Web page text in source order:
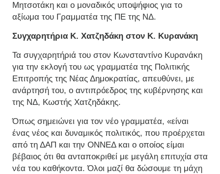
Μητσοτάκη και ο μοναδικός υποψήφιος για το
αξίωμα του Γραμματέα της ΠΕ της ΝΔ.
Συγχαρητήρια Κ. Χατζηδάκη στον Κ. Κυρανάκη
Τα συγχαρητήριά του στον Κωνσταντίνο Κυρανάκη
για την εκλογή του ως γραμματέα της Πολιτικής
Επιτροπής της Νέας Δημοκρατίας, απευθύνει, με
ανάρτησή του, ο αντιπρόεδρος της κυβέρνησης και
της ΝΔ, Κωστής Χατζηδάκης.
Όπως σημειώνει για τον νέο γραμματέα, «είναι
ένας νέος και δυναμικός πολιτικός, που προέρχεται
από τη ΔΑΠ και την ΟΝΝΕΔ και ο οποίος είμαι
βέβαιος ότι θα ανταποκριθεί με μεγάλη επιτυχία στα
νέα του καθήκοντα. Όλοι μαζί θα δώσουμε τη μάχη